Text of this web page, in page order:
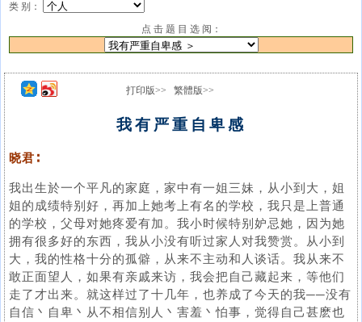
类 别：
点 击 题 目 选 阅：
打印版>> 繁體版>>
我有严重自卑感
晓君∶
我出生於一个平凡的家庭，家中有一姐三妹，从小到大，姐
姐的成绩特别好，再加上她考上有名的学校，我只是上普通
的学校，父母对她疼爱有加。我小时候特别妒忌她，因为她
拥有很多好的东西，我从小没有听过家人对我赞赏。从小到
大，我的性格十分的孤僻，从来不主动和人谈话。我从来不
敢正面望人，如果有亲戚来访，我会把自己藏起来，等他们
走了才出来。就这样过了十几年，也养成了今天的我──没有
自信丶自卑丶从不相信别人丶害羞丶怕事，觉得自己甚麽也